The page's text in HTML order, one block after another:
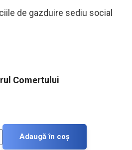
de gazduire sediu social
Comertului
Adaugă în coș